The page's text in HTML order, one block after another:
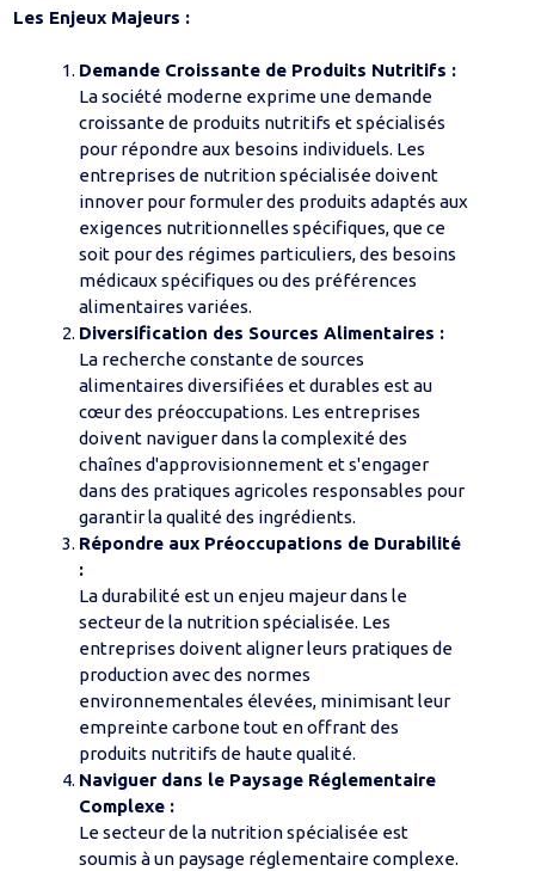
Les Enjeux Majeurs :
Demande Croissante de Produits Nutritifs :
La société moderne exprime une demande
croissante de produits nutritifs et spécialisés
pour répondre aux besoins individuels. Les
entreprises de nutrition spécialisée doivent
innover pour formuler des produits adaptés aux
exigences nutritionnelles spécifiques, que ce
soit pour des régimes particuliers, des besoins
médicaux spécifiques ou des préférences
alimentaires variées.
Diversification des Sources Alimentaires :
La recherche constante de sources
alimentaires diversifiées et durables est au
cœur des préoccupations. Les entreprises
doivent naviguer dans la complexité des
chaînes d'approvisionnement et s'engager
dans des pratiques agricoles responsables pour
garantir la qualité des ingrédients.
Répondre aux Préoccupations de Durabilité
:
La durabilité est un enjeu majeur dans le
secteur de la nutrition spécialisée. Les
entreprises doivent aligner leurs pratiques de
production avec des normes
environnementales élevées, minimisant leur
empreinte carbone tout en offrant des
produits nutritifs de haute qualité.
Naviguer dans le Paysage Réglementaire
Complexe :
Le secteur de la nutrition spécialisée est
soumis à un paysage réglementaire complexe.